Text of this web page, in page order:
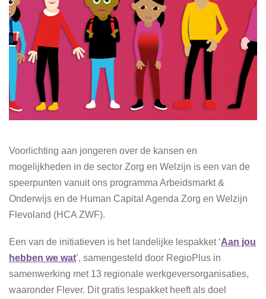
Voorlichting aan jongeren over de kansen en
mogelijkheden in de sector Zorg en Welzijn is een van de
speerpunten vanuit ons programma Arbeidsmarkt &
Onderwijs en de Human Capital Agenda Zorg en Welzijn
Flevoland (HCA ZWF).
Een van de initiatieven is het landelijke lespakket ‘Aan jou
hebben we wat’, samengesteld door RegioPlus in
samenwerking met 13 regionale werkgeversorganisaties,
waaronder Flever. Dit gratis lespakket heeft als doel